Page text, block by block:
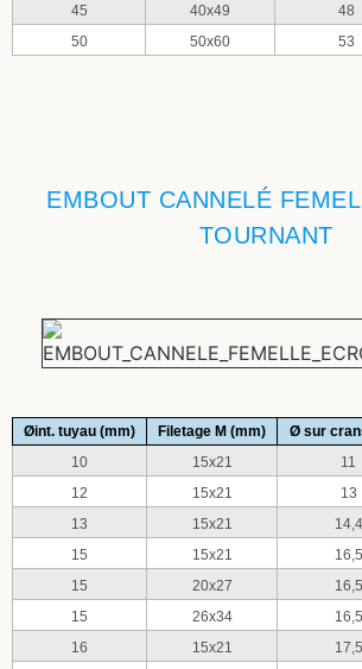
45
40x49 48
50
50x60 53
EMBOUT CANNELÉ
TOURNANT
Øint. tuyau (mm) Filetage M (mm) Ø sur
10
15x21 11
12
15x21 13
13
15x21 14,4
15
15x21 16,5
15
20x27 16,5
15
26x34 16,5
16
15x21 17,5